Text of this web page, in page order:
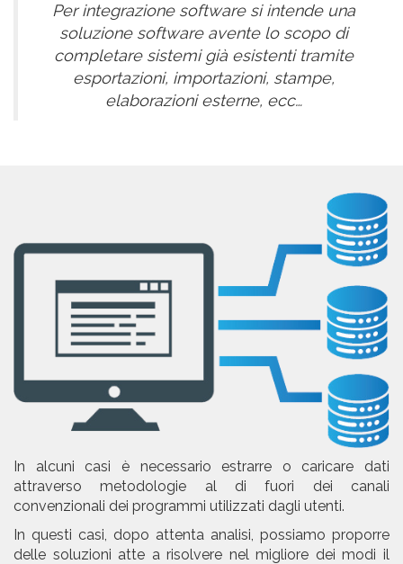
Per integrazione software si intende una
soluzione software avente lo scopo di
completare sistemi già esistenti tramite
esportazioni, importazioni, stampe,
elaborazioni esterne, ecc…
In alcuni casi è necessario estrarre o caricare dati
attraverso metodologie al di fuori dei canali
convenzionali dei programmi utilizzati dagli utenti.
In questi casi, dopo attenta analisi, possiamo proporre
delle soluzioni atte a risolvere nel migliore dei modi il